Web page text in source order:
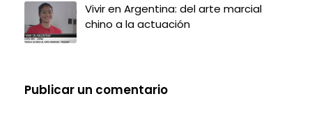
Vivir en Argentina: del arte marcial
chino a la actuación
Publicar un comentario